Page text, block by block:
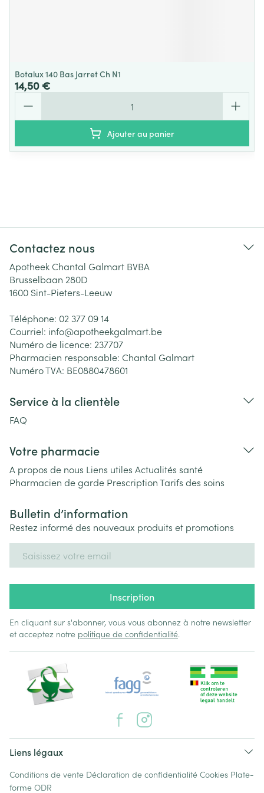
Botalux 140 Bas Jarret Ch N1
14,50 €
Ajouter au panier
Contactez nous
Apotheek Chantal Galmart BVBA
Brusselbaan 280D
1600 Sint-Pieters-Leeuw
Téléphone: 02 377 09 14
Courriel: info@apotheekgalmart.be
Numéro de licence: 237707
Pharmacien responsable: Chantal Galmart
Numéro TVA: BE0880478601
Service à la clientèle
FAQ
Votre pharmacie
A propos de nous Liens utiles Actualités santé
Pharmacien de garde PrescriptionTarifs des soins
Bulletin d’information
Restez informé des nouveaux produits et promotions
Inscription
En cliquant sur s'abonner, vous vous abonnez à notre newsletter
et acceptez notre politique de confidentialité.
Liens légaux
Conditions de vente Déclaration de confidentialité Cookies Plate-
forme ODR